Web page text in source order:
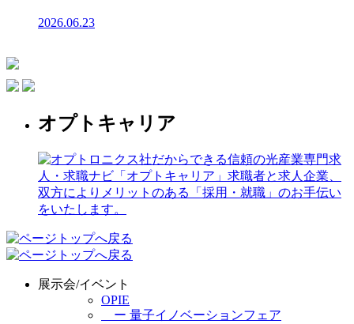
2026.06.23
オプトキャリア
展示会/イベント
OPIE
ー 量子イノベーションフェア